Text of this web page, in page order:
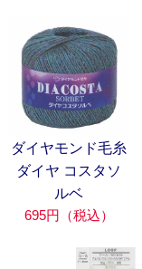
ダイヤモンド毛糸
ダイヤ コスタソ
ルベ
695円（税込）